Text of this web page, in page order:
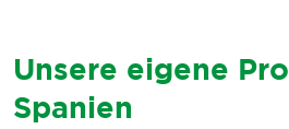
Unsere eigene
Spanien